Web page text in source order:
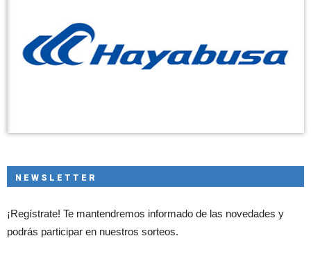
NEWSLETTER
¡Regístrate! Te mantendremos informado de las novedades y
podrás participar en nuestros sorteos.